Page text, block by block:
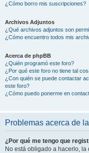
¿Cómo borro mis suscripciones?
Archivos Adjuntos
¿Qué archivos adjuntos son
¿Cómo encuentro todos mis
Acerca de phpBB
¿Quién programó este foro?
¿Por qué este foro no tiene tal
¿Con quién se puede contactar
este foro?
¿Cómo puedo ponerme en
Problemas acerca de
¿Por qué me tengo que
No está obligado a hacerlo,